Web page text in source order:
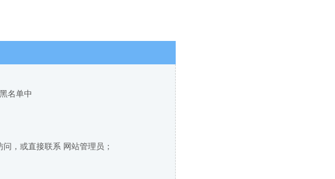
名单中
，或直接联系 网站管理员；